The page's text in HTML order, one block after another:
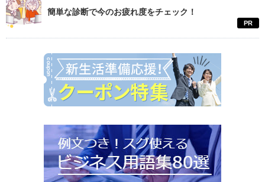
簡単な診断で今のお疲れ度をチェック！
PR